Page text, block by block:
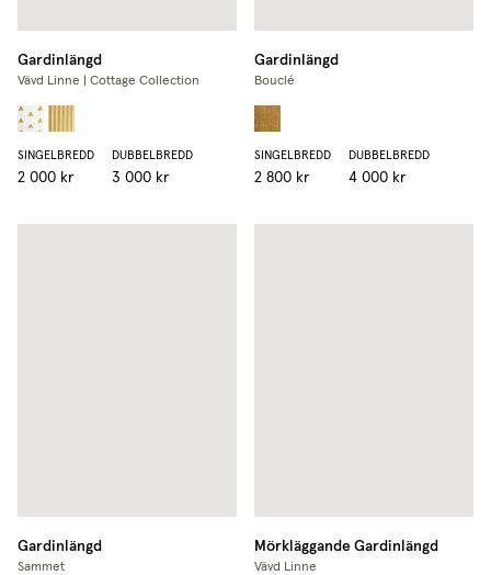
Gardinlängd
Vävd Linne | Cottage Collection
SINGELBREDD
2 000 kr
DUBBELBREDD
3 000 kr
Gardinlängd
Bouclé
SINGELBREDD
2 800 kr
DUBBELBREDD
4 000 kr
Gardinlängd
Sammet
Mörkläggande Gardinlängd
Vävd Linne